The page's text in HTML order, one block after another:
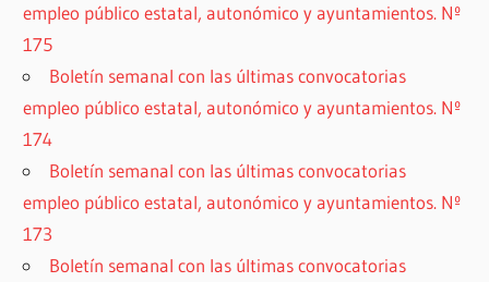
empleo público estatal, autonómico y ayuntamientos. Nº
175
Boletín semanal con las últimas convocatorias
empleo público estatal, autonómico y ayuntamientos. Nº
174
Boletín semanal con las últimas convocatorias
empleo público estatal, autonómico y ayuntamientos. Nº
173
Boletín semanal con las últimas convocatorias